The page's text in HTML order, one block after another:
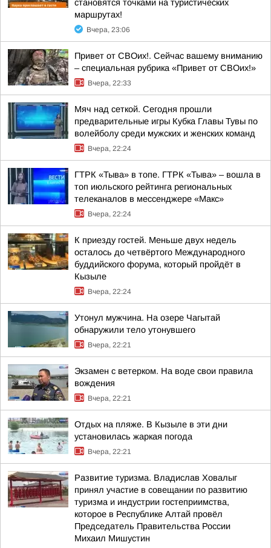
становятся точками на туристических
маршрутах!
Вчера, 23:06
Привет от СВОих!. Сейчас вашему вниманию
– специальная рубрика «Привет от СВОих!»
Вчера, 22:33
Мяч над сеткой. Сегодня прошли
предварительные игры Кубка Главы Тувы по
волейболу среди мужских и женских команд
Вчера, 22:24
ГТРК «Тыва» в топе. ГТРК «Тыва» – вошла в
топ июльского рейтинга региональных
телеканалов в мессенджере «Макс»
Вчера, 22:24
К приезду гостей. Меньше двух недель
осталось до четвёртого Международного
буддийского форума, который пройдёт в
Кызыле
Вчера, 22:24
Утонул мужчина. На озере Чагытай
обнаружили тело утонувшего
Вчера, 22:21
Экзамен с ветерком. На воде свои правила
вождения
Вчера, 22:21
Отдых на пляже. В Кызыле в эти дни
установилась жаркая погода
Вчера, 22:21
Развитие туризма. Владислав Ховалыг
принял участие в совещании по развитию
туризма и индустрии гостеприимства,
которое в Республике Алтай провёл
Председатель Правительства России
Михаил Мишустин